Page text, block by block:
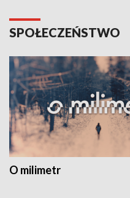
SPOŁECZEŃSTWO
O milimetr